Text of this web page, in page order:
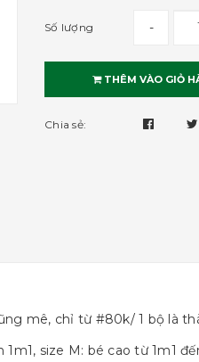
Số lượng -
THÊM VÀO GIỎ
Chia sẻ:
mê, chỉ từ #80k/ 1 bộ là
size M: bé cao từ 1m1